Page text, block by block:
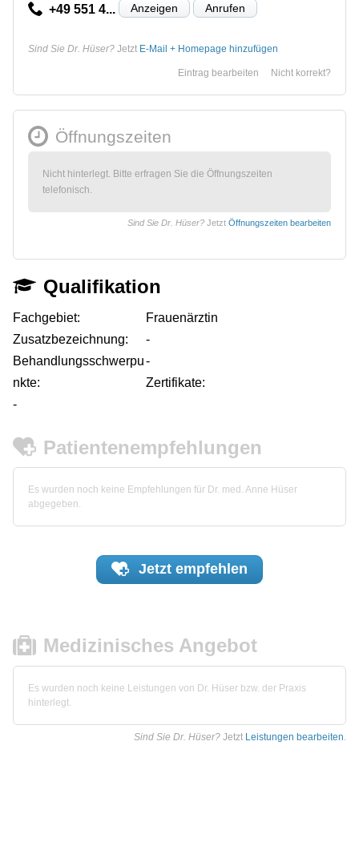
+49 551 4... Anzeigen Anrufen
Sind Sie Dr. Hüser? Jetzt E-Mail + Homepage hinzufügen
Nicht korrekt?
Eintrag bearbeiten
Öffnungszeiten
Nicht hinterlegt. Bitte erfragen Sie die Öffnungszeiten
telefonisch.
Sind Sie Dr. Hüser? Jetzt Öffnungszeiten bearbeiten
Qualifikation
Fachgebiet:
Frauenärztin
Zusatzbezeichnung:
-
Behandlungsschwerpu
nkte:
-
Zertifikate:
-
Patientenempfehlungen
Es wurden noch keine Empfehlungen für Dr. med. Anne Hüser
abgegeben.
Jetzt empfehlen
Medizinisches Angebot
Es wurden noch keine Leistungen von Dr. Hüser bzw. der Praxis
hinterlegt.
Sind Sie Dr. Hüser? Jetzt Leistungen bearbeiten.